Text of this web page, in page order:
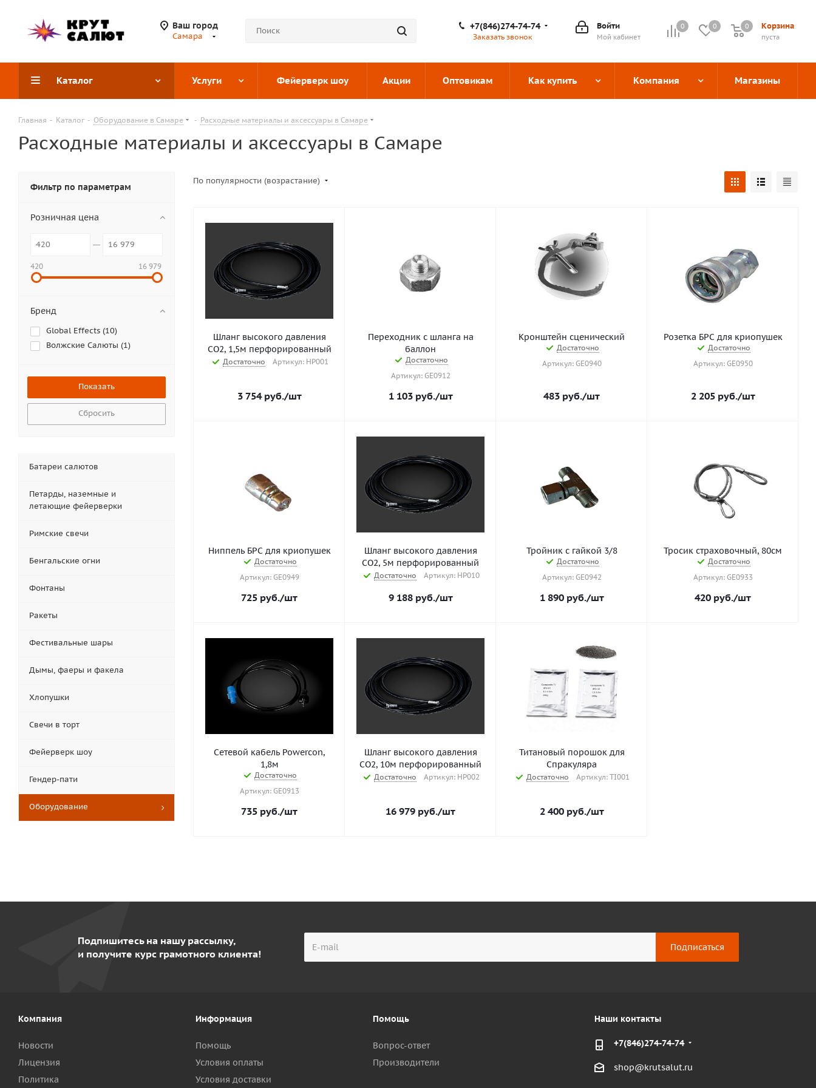
Ваш город
Самара
0 0 Корзина
0
пуста
0
Войти
Мой кабинет
+7(846)274-74-74
Заказать звонок
Каталог Услуги Фейерверк шоу Акции Оптовикам Как купить Компания Магазины
Главная - Каталог - Оборудование в Самаре - Расходные материалы и аксессуары в Самаре
Расходные материалы и аксессуары в Самаре
По популярности (возрастание)
Шланг высокого давления
СО2, 1,5м перфорированный
Достаточно Артикул: HP001
3 754руб./шт
Переходник с шланга на
баллон
Достаточно
Артикул: GE0912
1 103руб./шт
Кронштейн сценический
Достаточно
Артикул: GE0940
483 руб./шт
Розетка БРС для криопушек
Достаточно
Артикул: GE0950
2 205руб./шт
Ниппель БРС для криопушек
Достаточно
Артикул: GE0949
725 руб./шт
Шланг высокого давления
СО2, 5м перфорированный
Достаточно Артикул: HP010
9 188руб./шт
Тройник с гайкой 3/8
Достаточно
Артикул: GE0942
1 890руб./шт
Тросик страховочный, 80см
Достаточно
Артикул: GE0933
420 руб./шт
Сетевой кабель Powercon,
1,8м
Достаточно
Артикул: GE0913
735 руб./шт
Шланг высокого давления
СО2, 10м перфорированный
Достаточно Артикул: HP002
16 979 руб./шт
Титановый порошок для
Спракуляра
Достаточно Артикул: TI001
2 400руб./шт
Фильтр по параметрам
Розничная цена
420 16 979
Бренд
Global Effects (10)
Волжские Салюты (1)
Сбросить
Батареи салютов
Петарды, наземные и
летающие фейерверки
Римские свечи
Бенгальские огни
Фонтаны
Ракеты
Фестивальные шары
Дымы, фаеры и факела
Хлопушки
Свечи в торт
Фейерверк шоу
Гендер-пати
Оборудование
Подпишитесь на нашу рассылку,
и получите курс грамотного клиента!
Компания
Новости
Лицензия
Политика
Информация
Помощь
Условия оплаты
Условия доставки
Помощь
Вопрос-ответ
Производители
Наши контакты
+7(846)274-74-74
shop@krutsalut.ru